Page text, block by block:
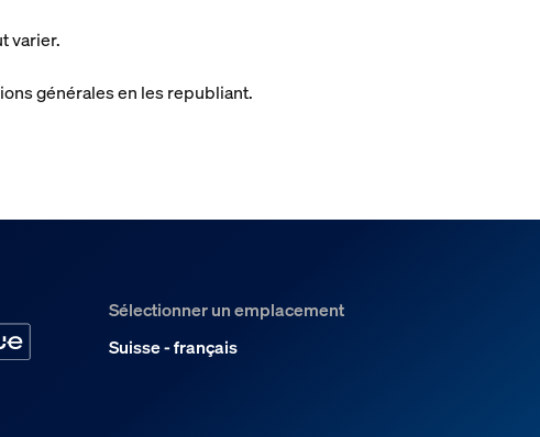
varier.
générales en les republiant.
Sélectionner un emplacement
Suisse - français